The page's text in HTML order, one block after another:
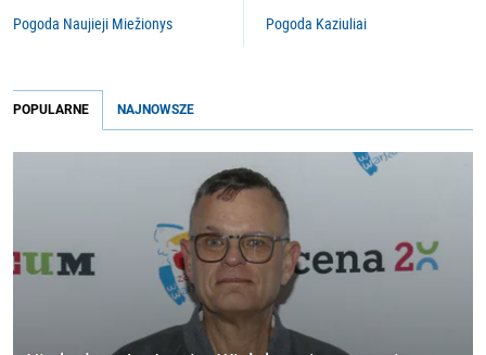
Pogoda Naujieji Miežionys Pogoda Kaziuliai
POPULARNE NAJNOWSZE